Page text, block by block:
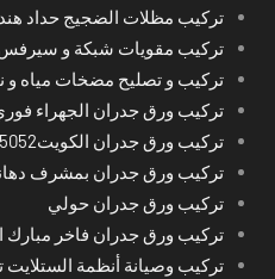
تركيب مظلات الضجيج حداد
تركيب مقويات شبكة و سيرفس
تركيب و تصليح مضخات مياه و
تركيب ورق جدران الجهراء
تركيب ورق جدران الكويت66405052
تركيب ورق جدران بمشرف
تركيب ورق جدران حولي
تركيب ورق جدران فاخر مبارك
تركيب وصيانة أنظمة